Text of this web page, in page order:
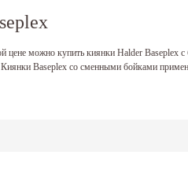
цене можно купить киянки Halder Baseplex с
Baseplex со сменными бойками